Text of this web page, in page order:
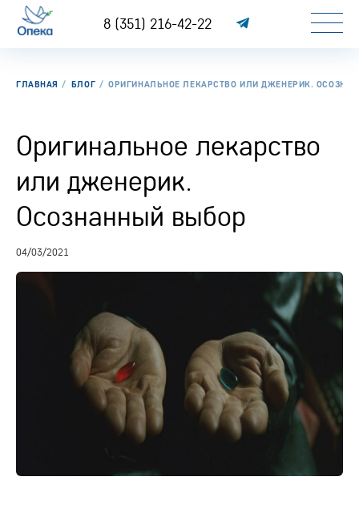
8 (351) 216-42-22
ГЛАВНАЯ БЛОГ ОРИГИНАЛЬНОЕ ЛЕКАРСТВО ИЛИ ДЖЕНЕРИК.
Оригинальное лекарство
или дженерик.
Осознанный выбор
04/03/2021